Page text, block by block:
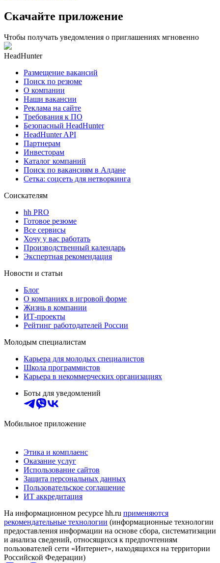
Скачайте приложение
Чтобы получать уведомления о приглашениях мгновенно
HeadHunter
Размещение вакансий
Поиск по резюме
О компании
Наши вакансии
Реклама на сайте
Требования к ПО
Безопасный HeadHunter
HeadHunter API
Партнерам
Инвесторам
Каталог компаний
Поиск по вакансиям в Алдане
Сетка: соцсеть для нетворкинга
Соискателям
hh PRO
Готовое резюме
Все сервисы
Хочу у вас работать
Производственный календарь
Экспертная рекомендация
Новости и статьи
Блог
О компаниях в игровой форме
Жизнь в компании
ИТ-проекты
Рейтинг работодателей России
Молодым специалистам
Карьера для молодых специалистов
Школа программистов
Карьера в некоммерческих организациях
Боты для уведомлений
Мобильное приложение
Этика и комплаенс
Оказание услуг
Использование сайтов
Защита персональных данных
Пользовательское соглашение
ИТ аккредитация
На информационном ресурсе hh.ru применяются
рекомендательные технологии (информационные технологии
предоставления информации на основе сбора, систематизации
и анализа сведений, относящихся к предпочтениям
пользователей сети «Интернет», находящихся на территории
Российской Федерации)